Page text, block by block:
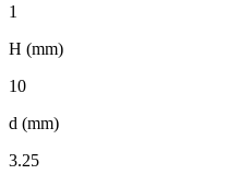
1
H (mm)
10
d (mm)
3.25